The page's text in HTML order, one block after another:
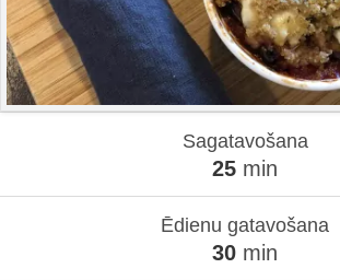
Sagatavošana
25 min
Ēdienu gatavošana
30 min